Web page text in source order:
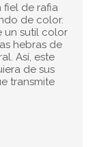
fiel de rafia
de color.
un sutil color
hebras de
Así, este
de sus
transmite